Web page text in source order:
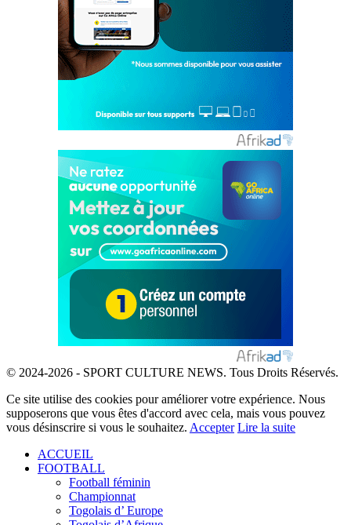
© 2024-2026 - SPORT CULTURE NEWS. Tous Droits Réservés.
Ce site utilise des cookies pour améliorer votre expérience. Nous
supposerons que vous êtes d'accord avec cela, mais vous pouvez
vous désinscrire si vous le souhaitez. Accepter Lire la suite
ACCUEIL
FOOTBALL
Football féminin
Championnat
Togolais d’ Europe